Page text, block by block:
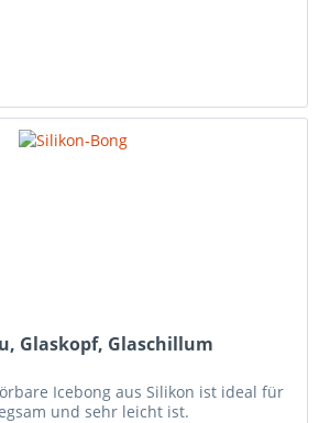
Glaskopf, Glaschillum
Icebong aus Silikon ist ideal für
und sehr leicht ist.